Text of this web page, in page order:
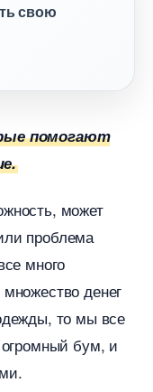
свою
помогают
может
проблема
много
множество дене
то мы все
бум, и